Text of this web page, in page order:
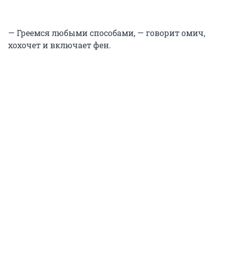
— Греемся любыми способами, — говорит омич,
хохочет и включает фен.